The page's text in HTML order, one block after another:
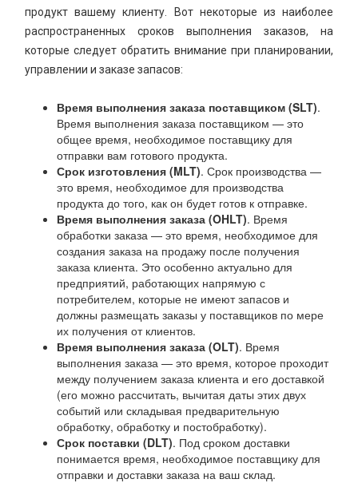
продукт вашему клиенту. Вот некоторые из наиболее
распространенных сроков выполнения заказов, на
которые следует обратить внимание при планировании,
управлении и заказе запасов:
Время выполнения заказа поставщиком (SLT).
Время выполнения заказа поставщиком — это
общее время, необходимое поставщику для
отправки вам готового продукта.
Срок изготовления (MLT). Срок производства —
это время, необходимое для производства
продукта до того, как он будет готов к отправке.
Время выполнения заказа (OHLT). Время
обработки заказа — это время, необходимое для
создания заказа на продажу после получения
заказа клиента. Это особенно актуально для
предприятий, работающих напрямую с
потребителем, которые не имеют запасов и
должны размещать заказы у поставщиков по мере
их получения от клиентов.
Время выполнения заказа (OLT). Время
выполнения заказа — это время, которое проходит
между получением заказа клиента и его доставкой
(его можно рассчитать, вычитая даты этих двух
событий или складывая предварительную
обработку, обработку и постобработку).
Срок поставки (DLT). Под сроком доставки
понимается время, необходимое поставщику для
отправки и доставки заказа на ваш склад.